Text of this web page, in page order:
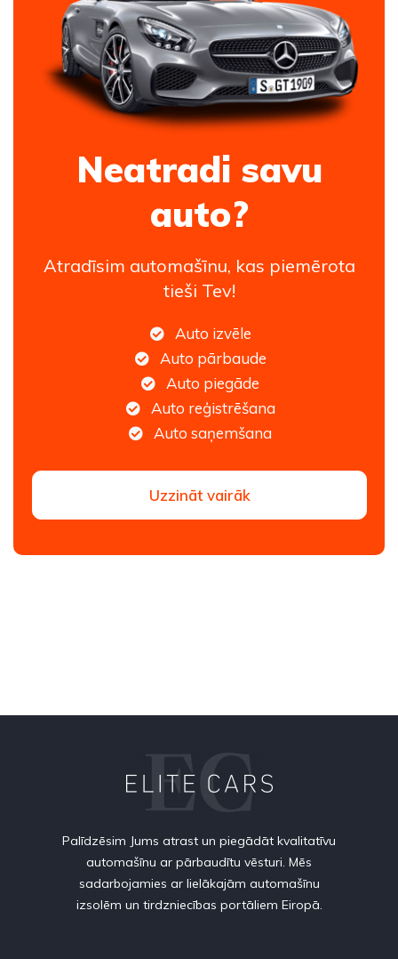
Neatradi savu
auto?
Atradīsim automašīnu, kas piemērota
tieši Tev!
Auto izvēle
Auto pārbaude
Auto piegāde
Auto reģistrēšana
Auto saņemšana
Uzzināt vairāk
Palīdzēsim Jums atrast un piegādāt kvalitatīvu
automašīnu ar pārbaudītu vēsturi. Mēs
sadarbojamies ar lielākajām automašīnu
izsolēm un tirdzniecības portāliem Eiropā.